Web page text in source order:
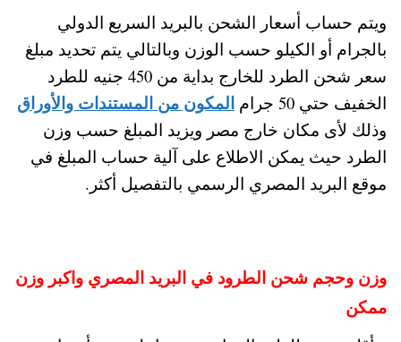
ويتم حساب أسعار الشحن بالبريد السريع الدولي
بالجرام أو الكيلو حسب الوزن وبالتالي يتم تحديد مبلغ
سعر شحن الطرد للخارج بداية من 450 جنيه للطرد
الخفيف حتي 50 جرام
المكون من المستندات والأوراق
وذلك لأى مكان خارج مصر ويزيد المبلغ حسب وزن
الطرد حيث يمكن الاطلاع على آلية حساب المبلغ في
موقع البريد المصري الرسمي بالتفصيل أكثر.
وزن وحجم شحن الطرود في البريد المصري واكبر وزن
ممكن